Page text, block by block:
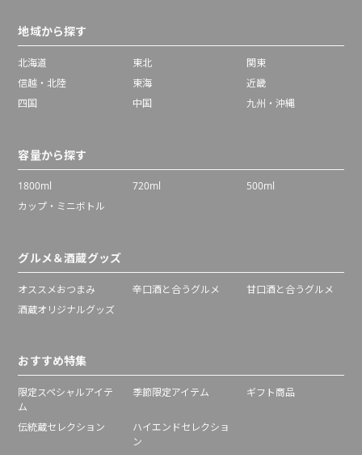
地域から探す
北海道 東北
関東
信越・北陸
東海
近畿
四国
中国 九州・沖縄
容量から探す
1800ml 720ml
500ml
カップ・ミニボトル
グルメ＆酒蔵グッズ
オススメおつまみ 辛口酒と合うグルメ
甘口酒と合うグルメ
酒蔵オリジナルグッズ
おすすめ特集
限定スペシャルアイテ
ム
季節限定アイテム ギフト商品
伝統蔵セレクション
ハイエンドセレクショ
ン